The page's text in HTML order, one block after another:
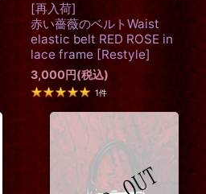
[再入荷]
赤い薔薇のベルトWaist
elastic belt RED ROSE in
lace frame [Restyle]
3,000円(税込)
1件